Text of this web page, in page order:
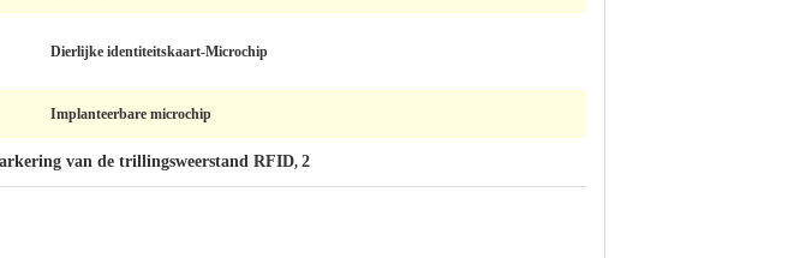
Dierlijke identiteitskaart-Microchip
Implanteerbare microchip
van de trillingsweerstand RFID, 2